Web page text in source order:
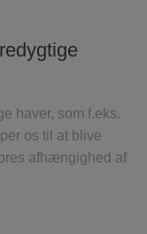
haver, som f.eks.
os til at blive
afhængighed af